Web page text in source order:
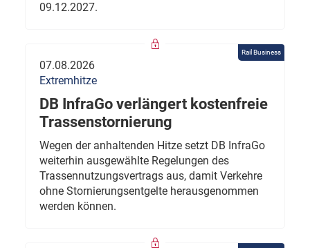
09.12.2027.
Rail Business
07.08.2026
Extremhitze
DB InfraGo verlängert kostenfreie
Trassenstornierung
Wegen der anhaltenden Hitze setzt DB InfraGo
weiterhin ausgewählte Regelungen des
Trassennutzungsvertrags aus, damit Verkehre
ohne Stornierungsentgelte herausgenommen
werden können.